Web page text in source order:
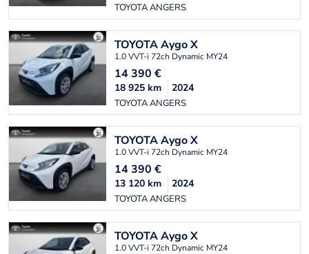
TOYOTA ANGERS
TOYOTAAygo X
1.0 VVT-i 72ch Dynamic MY24
14 390 €
TOYOTA ANGERS
18 925 km 2024
TOYOTAAygo X
1.0 VVT-i 72ch Dynamic MY24
14 390 €
TOYOTA ANGERS
13 120 km 2024
TOYOTAAygo X
1.0 VVT-i 72ch Dynamic MY24